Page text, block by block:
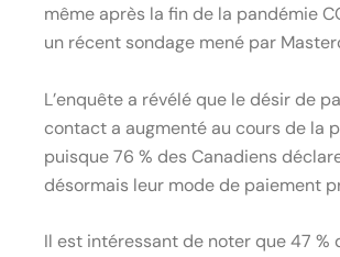
même après la fin de la pandémie
un récent sondage mené par
L’enquête a révélé que le désir de
contact a augmenté au cours de la
puisque 76 % des Canadiens
désormais leur mode de paiement
Il est intéressant de noter que 47 %